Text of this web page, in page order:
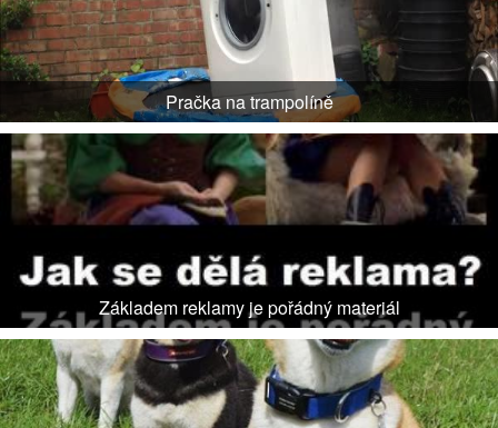
Pračka na trampolíně
Základem reklamy je pořádný materiál